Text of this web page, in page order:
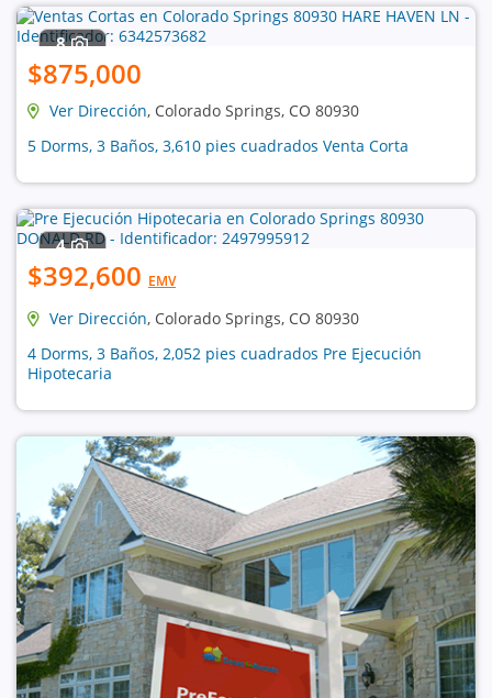
8
$875,000
Ver Dirección, Colorado Springs, CO 80930
5 Dorms, 3 Baños, 3,610 pies cuadrados Venta Corta
4
$392,600 EMV
Ver Dirección, Colorado Springs, CO 80930
4 Dorms, 3 Baños, 2,052 pies cuadrados Pre Ejecución
Hipotecaria